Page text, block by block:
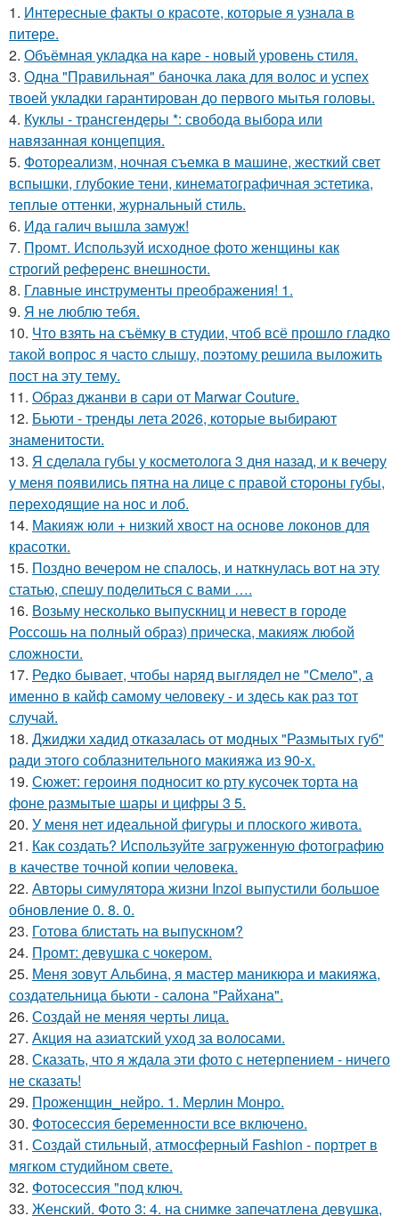
1. Интересные факты о красоте, которые я узнала в
питере.
2. Объёмная укладка на каре - новый уровень стиля.
3. Одна "Правильная" баночка лака для волос и успех
твоей укладки гарантирован до первого мытья головы.
4. Куклы - трансгендеры *: свобода выбора или
навязанная концепция.
5. Фотореализм, ночная съемка в машине, жесткий свет
вспышки, глубокие тени, кинематографичная эстетика,
теплые оттенки, журнальный стиль.
6. Ида галич вышла замуж!
7. Промт. Используй исходное фото женщины как
строгий референс внешности.
8. Главные инструменты преображения! 1.
9. Я не люблю тебя.
10. Что взять на съёмку в студии, чтоб всё прошло гладко
такой вопрос я часто слышу, поэтому решила выложить
пост на эту тему.
11. Образ джанви в сари от Marwar Couture.
12. Бьюти - тренды лета 2026, которые выбирают
знаменитости.
13. Я сделала губы у косметолога 3 дня назад, и к вечеру
у меня появились пятна на лице с правой стороны губы,
переходящие на нос и лоб.
14. Макияж юли + низкий хвост на основе локонов для
красотки.
15. Поздно вечером не спалось, и наткнулась вот на эту
статью, спешу поделиться с вами ….
16. Возьму несколько выпускниц и невест в городе
Россошь на полный образ) прическа, макияж любой
сложности.
17. Редко бывает, чтобы наряд выглядел не "Смело", а
именно в кайф самому человеку - и здесь как раз тот
случай.
18. Джиджи хадид отказалась от модных "Размытых губ"
ради этого соблазнительного макияжа из 90-х.
19. Сюжет: героиня подносит ко рту кусочек торта на
фоне размытые шары и цифры 3 5.
20. У меня нет идеальной фигуры и плоского живота.
21. Как создать? Используйте загруженную фотографию
в качестве точной копии человека.
22. Авторы симулятора жизни Inzoi выпустили большое
обновление 0. 8. 0.
23. Готова блистать на выпускном?
24. Промт: девушка с чокером.
25. Меня зовут Альбина, я мастер маникюра и макияжа,
создательница бьюти - салона "Райхана".
26. Создай не меняя черты лица.
27. Акция на азиатский уход за волосами.
28. Сказать, что я ждала эти фото с нетерпением - ничего
не сказать!
29. Проженщин_нейро. 1. Мерлин Монро.
30. Фотосессия беременности все включено.
31. Создай стильный, атмосферный Fashion - портрет в
мягком студийном свете.
32. Фотосессия "под ключ.
33. Женский. Фото 3: 4. на снимке запечатлена девушка,